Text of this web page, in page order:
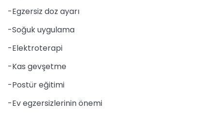
-Egzersiz doz ayarı
-Soğuk uygulama
-Elektroterapi
-Kas gevşetme
-Postür eğitimi
-Ev egzersizlerinin önemi